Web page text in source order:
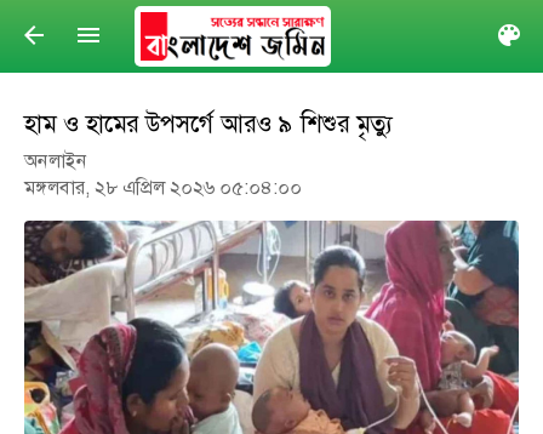
arrow_back menu
হাম ও হামের উপসর্গে আরও ৯ শিশুর মৃত্যু
অনলাইন
মঙ্গলবার, ২৮ এপ্রিল ২০২৬ ০৫:০৪:০০